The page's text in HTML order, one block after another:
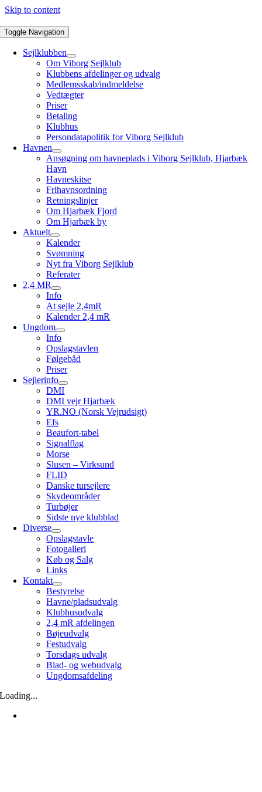
Skip to content
Toggle Navigation
Sejlklubben
Om Viborg Sejlklub
Klubbens afdelinger og udvalg
Medlemsskab/indmeldelse
Vedtægter
Priser
Betaling
Klubhus
Persondatapolitik for Viborg Sejlklub
Havnen
Ansøgning om havneplads i Viborg Sejlklub, Hjarbæk
Havn
Havneskitse
Frihavnsordning
Retningslinjer
Om Hjarbæk Fjord
Om Hjarbæk by
Aktuelt
Kalender
Svømning
Nyt fra Viborg Sejlklub
Referater
2,4 MR
Info
At sejle 2,4mR
Kalender 2,4 mR
Ungdom
Info
Opslagstavlen
Følgebåd
Priser
Sejlerinfo
DMI
DMI vejr Hjarbæk
YR.NO (Norsk Vejrudsigt)
Efs
Beaufort-tabel
Signalflag
Morse
Slusen – Virksund
FLID
Danske tursejlere
Skydeområder
Turbøjer
Sidste nye klubblad
Diverse
Opslagstavle
Fotogalleri
Køb og Salg
Links
Kontakt
Bestyrelse
Havne/pladsudvalg
Klubhusudvalg
2,4 mR afdelingen
Bøjeudvalg
Festudvalg
Torsdags udvalg
Blad- og webudvalg
Ungdomsafdeling
Loading...